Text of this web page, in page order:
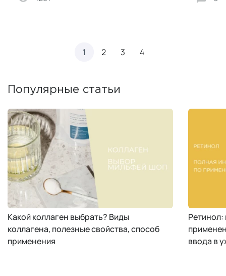
1 2 3 4
Популярные статьи
Какой коллаген выбрать? Виды
коллагена, полезные свойства, способ
применения
Ретинол:
ввода в